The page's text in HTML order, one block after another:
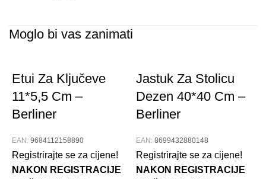
Moglo bi vas zanimati
Etui Za Ključeve
11*5,5 Cm –
Berliner
EAN: 9684112158890
Registrirajte se za cijene!
NAKON REGISTRACIJE
Jastuk Za Stolicu
Dezen 40*40 Cm –
Berliner
EAN: 8699432880148
Registrirajte se za cijene!
NAKON REGISTRACIJE